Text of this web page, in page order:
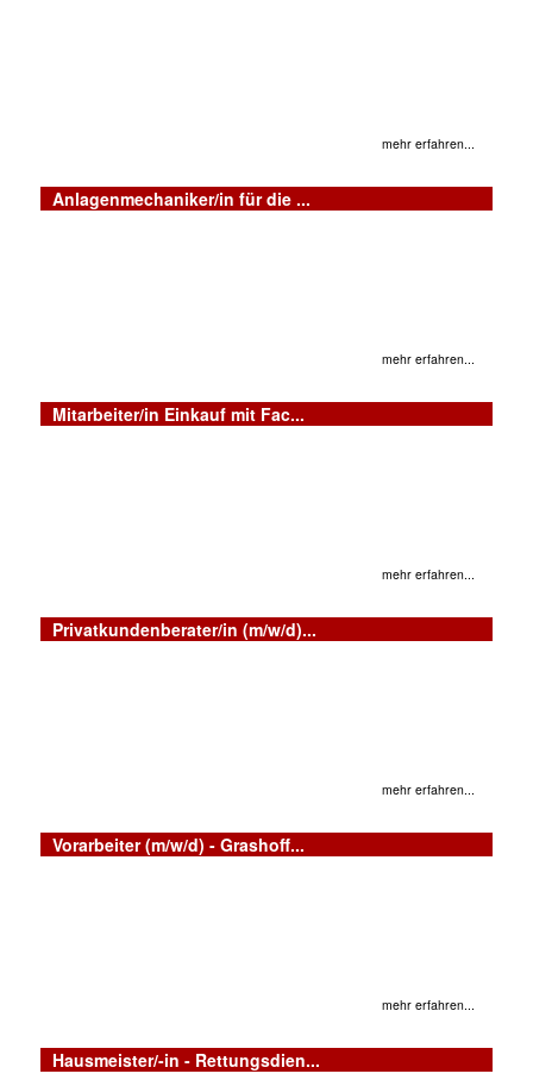
mehr erfahren...
Anlagenmechaniker/in für die ...
mehr erfahren...
Mitarbeiter/in Einkauf mit Fac...
mehr erfahren...
Privatkundenberater/in (m/w/d)...
mehr erfahren...
Vorarbeiter (m/w/d) - Grashoff...
mehr erfahren...
Hausmeister/-in - Rettungsdien...